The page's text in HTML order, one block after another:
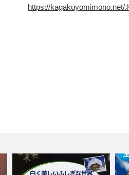
https://kagakuyomimono.net/
策定：
施行：